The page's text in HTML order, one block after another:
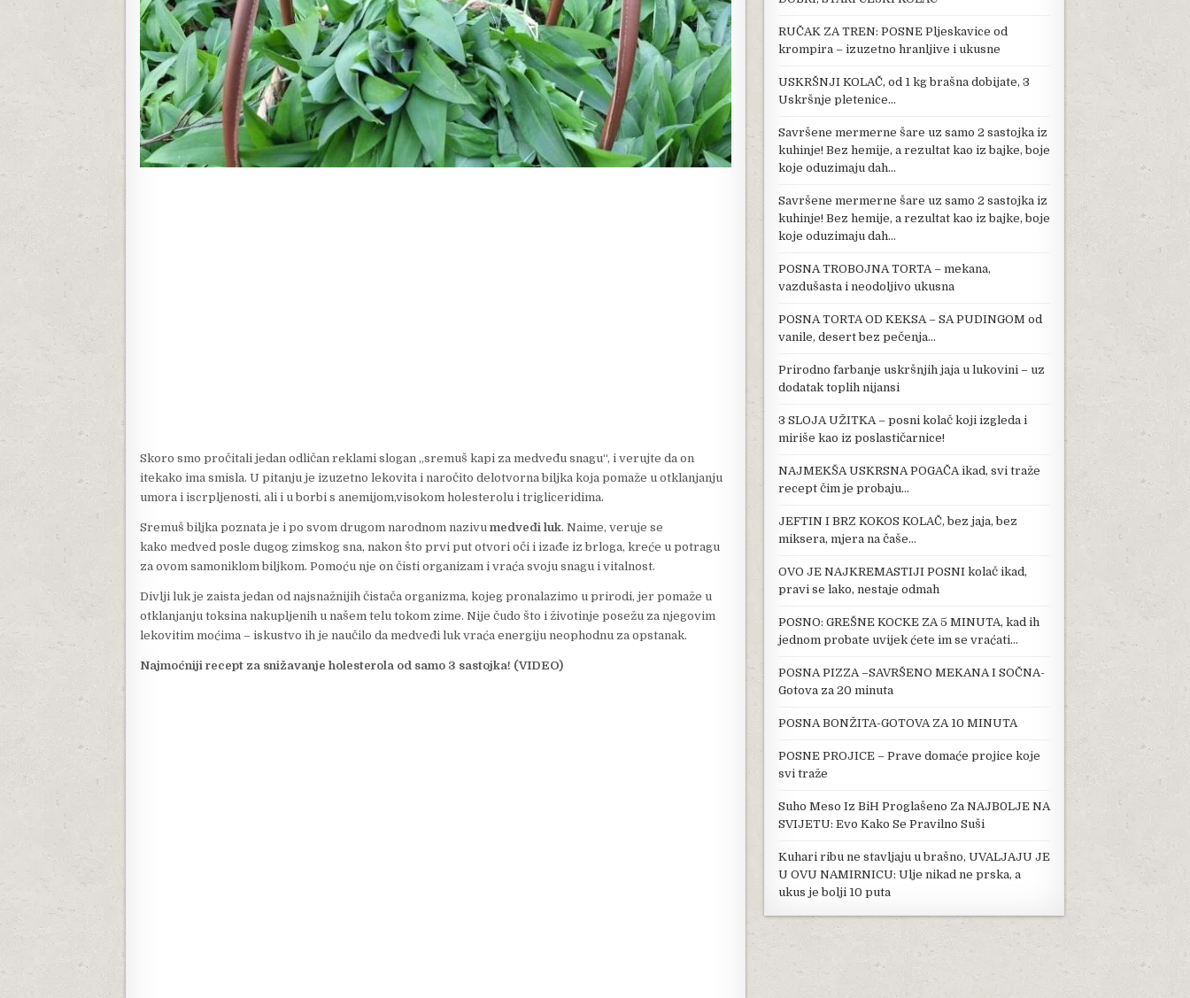
Skoro smo pročitali jedan odličan reklami slogan „sremuš kapi za medveđu snagu“, i verujte da on
itekako ima smisla. U pitanju je izuzetno lekovita i naročito delotvorna biljka koja pomaže u otklanjanju
umora i iscrpljenosti, ali i u borbi s anemijom,visokom holesterolu i trigliceridima.
Sremuš biljka poznata je i po svom drugom narodnom nazivu medveđi luk. Naime, veruje se
kako medved posle dugog zimskog sna, nakon što prvi put otvori oči i izađe iz brloga, kreće u potragu
za ovom samoniklom biljkom. Pomoću nje on čisti organizam i vraća svoju snagu i vitalnost.
Divlji luk je zaista jedan od najsnažnijih čistača organizma, kojeg pronalazimo u prirodi, jer pomaže u
otklanjanju toksina nakupljenih u našem telu tokom zime. Nije čudo što i životinje posežu za njegovim
lekovitim moćima – iskustvo ih je naučilo da medveđi luk vraća energiju neophodnu za opstanak.
Najmoćniji recept za snižavanje holesterola od samo 3 sastojka! (VIDEO)
RUČAK ZA TREN: POSNE Pljeskavice od
krompira – izuzetno hranljive i ukusne
USKRŠNJI KOLAČ, od 1 kg brašna dobijate, 3
Uskršnje pletenice…
Savršene mermerne šare uz samo 2 sastojka iz
kuhinje! Bez hemije, a rezultat kao iz bajke, boje
koje oduzimaju dah…
Savršene mermerne šare uz samo 2 sastojka iz
kuhinje! Bez hemije, a rezultat kao iz bajke, boje
koje oduzimaju dah…
POSNA TROBOJNA TORTA – mekana,
vazdušasta i neodoljivo ukusna
POSNA TORTA OD KEKSA – SA PUDINGOM od
vanile, desert bez pečenja…
Prirodno farbanje uskršnjih jaja u lukovini – uz
dodatak toplih nijansi
3 SLOJA UŽITKA – posni kolač koji izgleda i
miriše kao iz poslastičarnice!
NAJMEKŠA USKRSNA POGAČA ikad, svi traže
recept čim je probaju…
JEFTIN I BRZ KOKOS KOLAČ, bez jaja, bez
miksera, mjera na čaše…
OVO JE NAJKREMASTIJI POSNI kolač ikad,
pravi se lako, nestaje odmah
POSNO: GREŠNE KOCKE ZA 5 MINUTA, kad ih
jednom probate uvijek ćete im se vraćati…
POSNA PIZZA –SAVRŠENO MEKANA I SOČNA-
Gotova za 20 minuta
POSNA BONŽITA-GOTOVA ZA 10 MINUTA
POSNE PROJICE – Prave domaće projice koje
svi traže
Suho Meso Iz BiH Proglašeno Za NAJB0LJE NA
SVIJETU: Evo Kako Se Pravilno Suši
Kuhari ribu ne stavljaju u brašno, UVALJAJU JE
U OVU NAMIRNICU: Ulje nikad ne prska, a
ukus je bolji 10 puta